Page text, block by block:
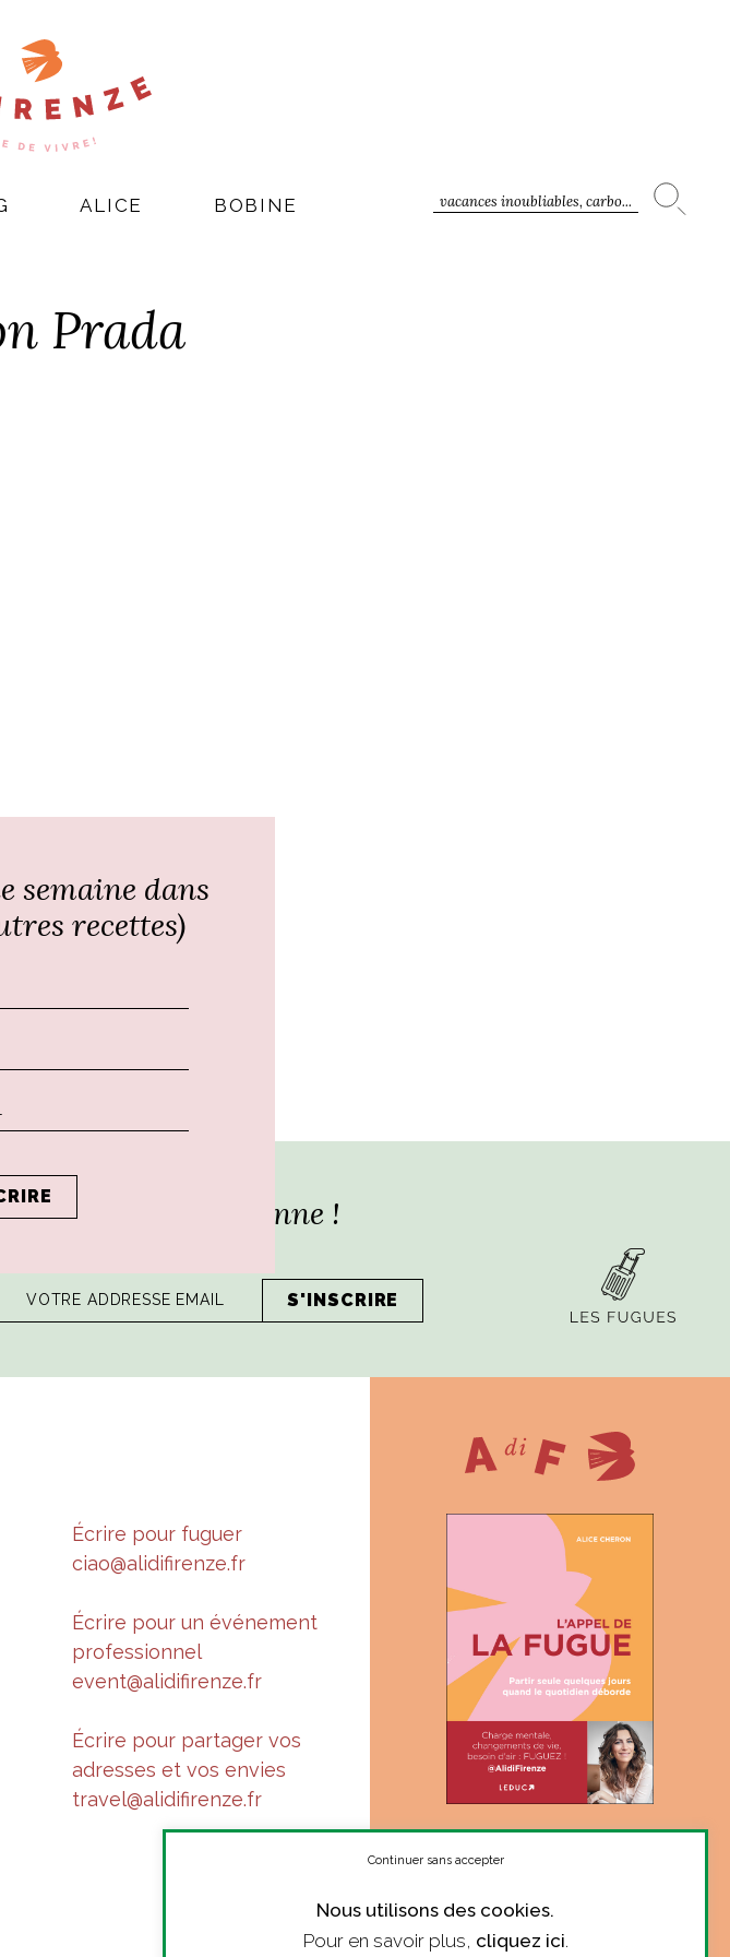
vacances inoubliables, carbo...
ALICE BOBINE
Prada
de sagesse italienne !
Écrire pour fuguer
ciao@alidifirenze.fr
Écrire pour un événement
professionnel
event@alidifirenze.fr
Écrire pour partager vos
adresses et vos envies
travel@alidifirenze.fr
« Suis-je à ma juste place ?
Le ton complice et sincère
se poser la question. »
semaine dans
recettes)
Nous utilisons des cookies.
Pour en savoir plus, cliquez ici.
Continuer sans accepter